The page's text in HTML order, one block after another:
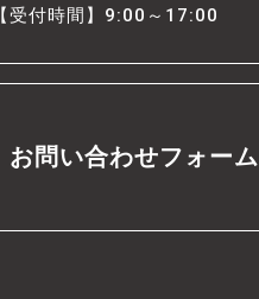
【受付時間】9:00～17:00
お問い合わせフォーム